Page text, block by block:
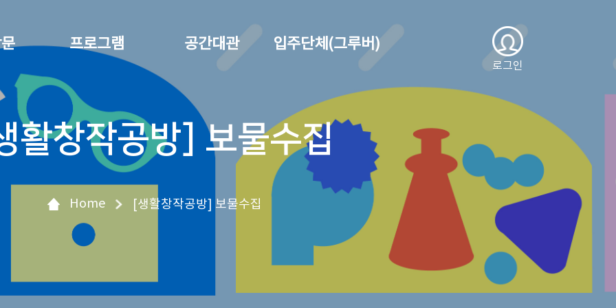
프로그램 공간대관 입주단체(그루버)
로그인
활창작공방] 보물수집
Home [생활창작공방] 보물수집